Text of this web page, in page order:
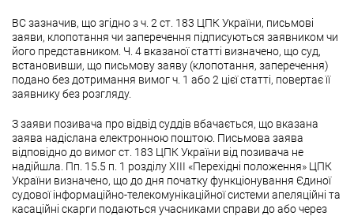
ВС зазначив, що згідно з ч. 2 ст. 183 ЦПК України, письмові
заяви, клопотання чи заперечення підписуються заявником чи
його представником. Ч. 4 вказаної статті визначено, що суд,
встановивши, що письмову заяву (клопотання, заперечення)
подано без дотримання вимог ч. 1 або 2 цієї статті, повертає її
заявнику без розгляду.
З заяви позивача про відвід суддів вбачається, що вказана
заява надіслана електронною поштою. Письмова заява
відповідно до вимог ст. 183 ЦПК України від позивача не
надійшла. Пп. 15.5 п. 1 розділу XIII «Перехідні положення» ЦПК
України визначено, що до дня початку функціонування Єдиної
судової інформаційно-телекомунікаційної системи апеляційні та
касаційні скарги подаються учасниками справи до або через